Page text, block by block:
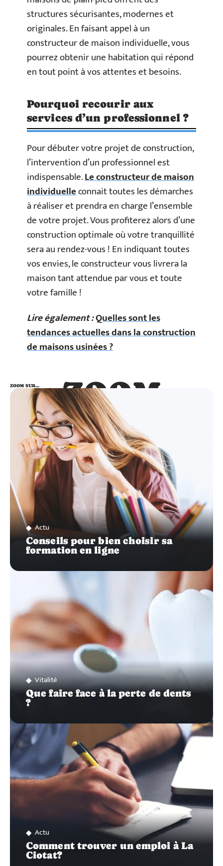
structures sécurisantes, modernes et
originales. En faisant appel à un
constructeur de maison individuelle, vous
pourrez obtenir une habitation qui répond
en tout point à vos attentes et besoins.
Pourquoi recourir aux
services d’un professionnel ?
Pour débuter votre projet de construction,
l’intervention d’un professionnel est
indispensable.Le constructeur de maison
individuelleconnait toutes les démarches
à réaliser et prendra en charge l’ensemble
de votre projet. Vous profiterez alors d’une
construction optimale où votre tranquillité
sera au rendez-vous ! En indiquant toutes
vos envies, le constructeur vous livrera la
maison tant attendue par vous et toute
votre famille !
Lire également :Quelles sont les
tendances actuelles dans la construction
de maisons usinées ?
ZOOM
SUR…
ZOOM SUR…
Actu
Conseils pour bien choisir sa
formation en ligne
Vitalité
Que faire face à la perte de dents
?
Actu
Comment trouver un emploi à La
Ciotat?